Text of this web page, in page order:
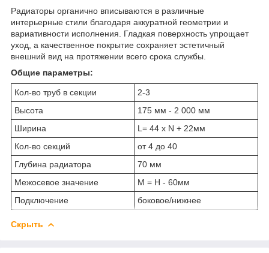
Радиаторы органично вписываются в различные
интерьерные стили благодаря аккуратной геометрии и
вариативности исполнения. Гладкая поверхность упрощает
уход, а качественное покрытие сохраняет эстетичный
внешний вид на протяжении всего срока службы.
Общие параметры:
Кол-во труб в секции
2-3
Высота
175 мм - 2 000 мм
Ширина
L= 44 x N + 22мм
Кол-во секций
от 4 до 40
Глубина радиатора
70 мм
Межосевое значение
M = H - 60мм
Подключение
боковое/нижнее
Скрыть